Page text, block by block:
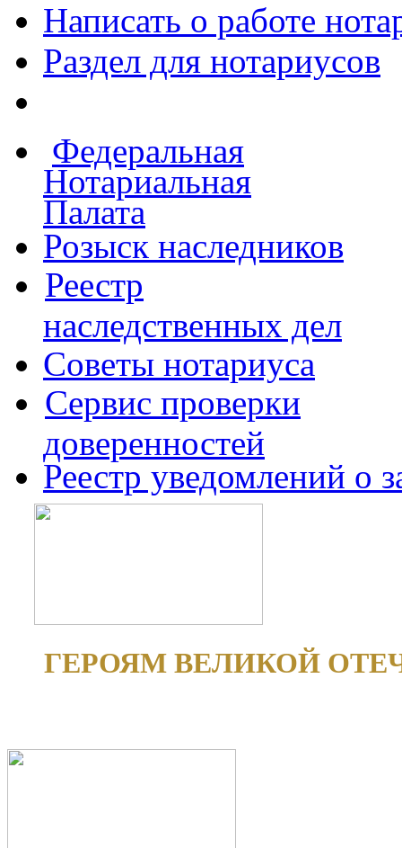
Написать о работе
Раздел для нотариусов
Федеральная
Нотариальная
Палата
Розыск наследников
Реестр
наследственных дел
Советы нотариуса
Сервис проверки
доверенностей
Реестр уведомлений о
ГЕРОЯМ ВЕЛИКОЙ